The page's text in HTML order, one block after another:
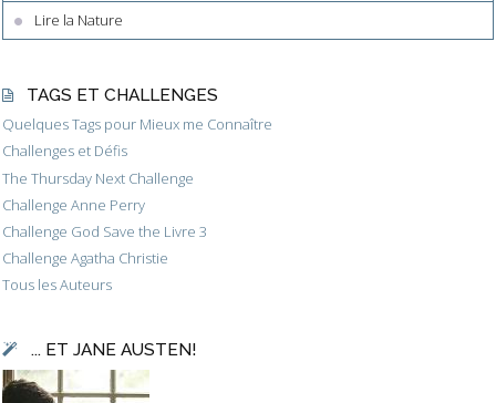
Lire la Nature
TAGS ET CHALLENGES
Quelques Tags pour Mieux me Connaître
Challenges et Défis
The Thursday Next Challenge
Challenge Anne Perry
Challenge God Save the Livre 3
Challenge Agatha Christie
Tous les Auteurs
... ET JANE AUSTEN!